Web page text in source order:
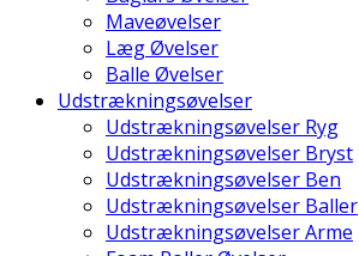
Maveøvelser
Læg Øvelser
Balle Øvelser
Udstrækningsøvelser
Udstrækningsøvelser Ryg
Udstrækningsøvelser Bryst
Udstrækningsøvelser Ben
Udstrækningsøvelser Baller
Udstrækningsøvelser Arme